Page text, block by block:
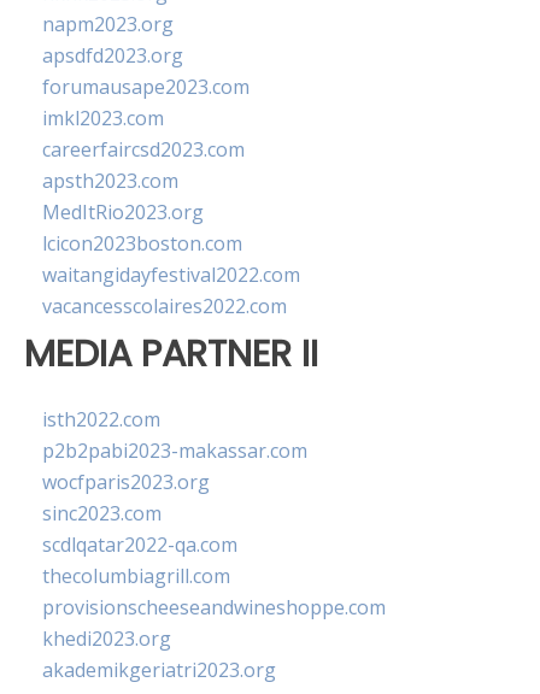
napm2023.org
apsdfd2023.org
forumausape2023.com
imkl2023.com
careerfaircsd2023.com
apsth2023.com
MedItRio2023.org
lcicon2023boston.com
waitangidayfestival2022.com
vacancesscolaires2022.com
MEDIA PARTNER II
isth2022.com
p2b2pabi2023-makassar.com
wocfparis2023.org
sinc2023.com
scdlqatar2022-qa.com
thecolumbiagrill.com
provisionscheeseandwineshoppe.com
khedi2023.org
akademikgeriatri2023.org